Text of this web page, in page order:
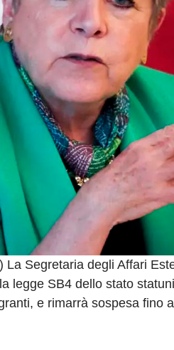
Segretaria degli Affari
legge SB4 dello stato
e rimarrà sospesa fino